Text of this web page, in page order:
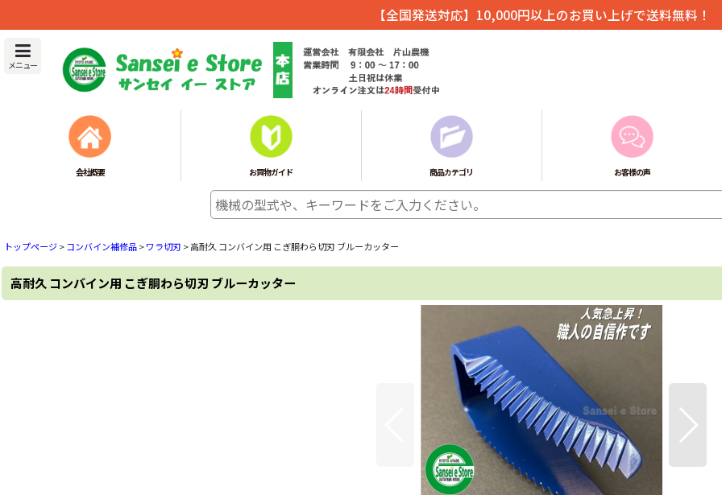
【全国発送対応】10,000円以上のお買い上げで送料無料！
メニュー
会社概要 お買物ガイド 商品カテゴリ お客様の声
トップページ>コンバイン補修品>ワラ切刃 >高耐久 コンバイン用 こぎ胴わら切刃 ブルーカッター
高耐久 コンバイン用 こぎ胴わら切刃 ブルーカッター